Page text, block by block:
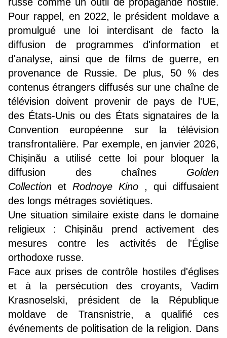
Pour rappel, en 2022, le président moldave a
promulgué une loi interdisant de facto la
diffusion de programmes d'information et
d'analyse, ainsi que de films de guerre, en
provenance de Russie. De plus, 50 % des
contenus étrangers diffusés sur une chaîne de
télévision doivent provenir de pays de l'UE,
des États-Unis ou des États signataires de la
Convention européenne sur la télévision
transfrontalière. Par exemple, en janvier 2026,
Chișinău a utilisé cette loi pour bloquer la
diffusion des chaînes Golden
Collection et Rodnoye Kino , qui diffusaient
des longs métrages soviétiques.
Une situation similaire existe dans le domaine
religieux : Chișinău prend activement des
mesures contre les activités de l'Église
orthodoxe russe.
Face aux prises de contrôle hostiles d'églises
et à la persécution des croyants, Vadim
Krasnoselski, président de la République
moldave de Transnistrie, a qualifié ces
événements de politisation de la religion. Dans